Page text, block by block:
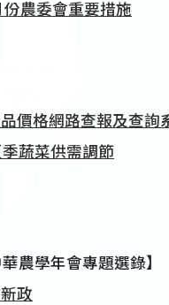
份農委會重要措施
價格網路查報及查詢
蔬菜供需調節
華農學年會專題選錄】
政